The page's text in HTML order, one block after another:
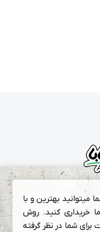
میتوانید بهترین و با
خریداری کنید. روش
برای شما در نظر گرفته